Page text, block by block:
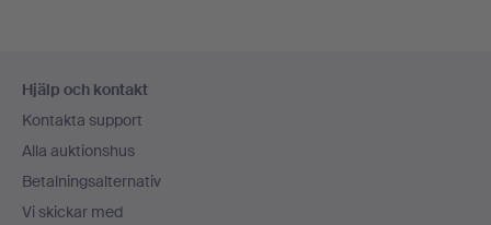
Hjälp och kontakt
Kontakta support
Alla auktionshus
Betalningsalternativ
Vi skickar med